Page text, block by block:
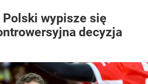
Polski wypisze się
decyzja